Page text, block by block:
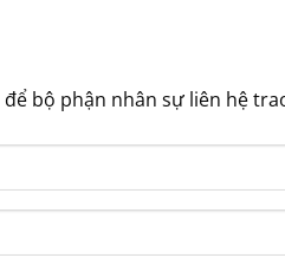
bộ phận nhân sự liên hệ